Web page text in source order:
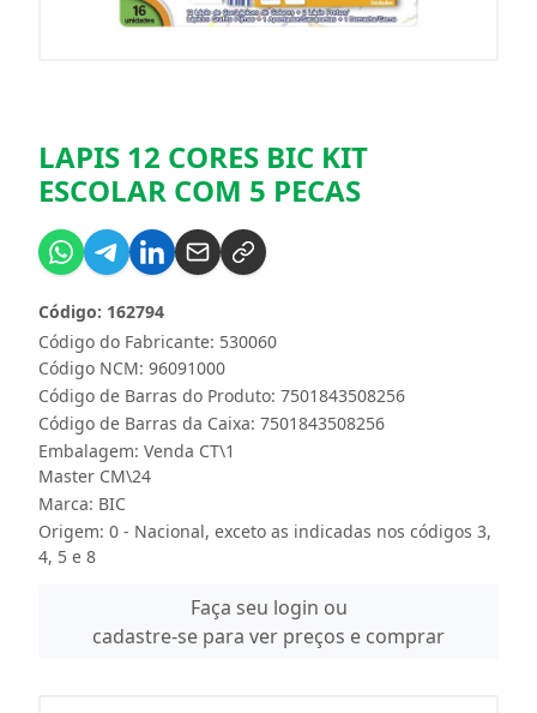
LAPIS 12 CORES BIC KIT
ESCOLAR COM 5 PECAS
Código do Fabricante: 530060
Código: 162794
Código NCM: 96091000
Código de Barras do Produto: 7501843508256
Código de Barras da Caixa: 7501843508256
Embalagem: Venda CT\1
Master CM\24
Marca: BIC
Origem: 0 - Nacional, exceto as indicadas nos códigos 3,
4, 5 e 8
Faça seu login ou
cadastre-se para ver preços e comprar